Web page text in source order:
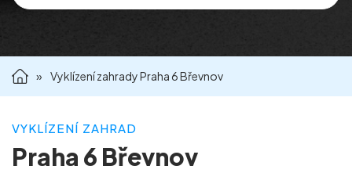
» Vyklízení zahrady Praha 6 Břevnov
VYKLÍZENÍ ZAHRAD
Praha 6 Břevnov